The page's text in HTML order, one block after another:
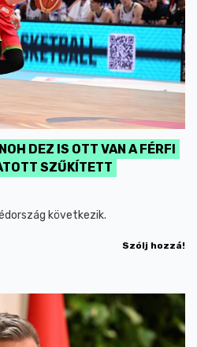
DEZ IS OTT VAN A FÉRFI
SZŰKÍTETT
következik.
Szólj hozzá!